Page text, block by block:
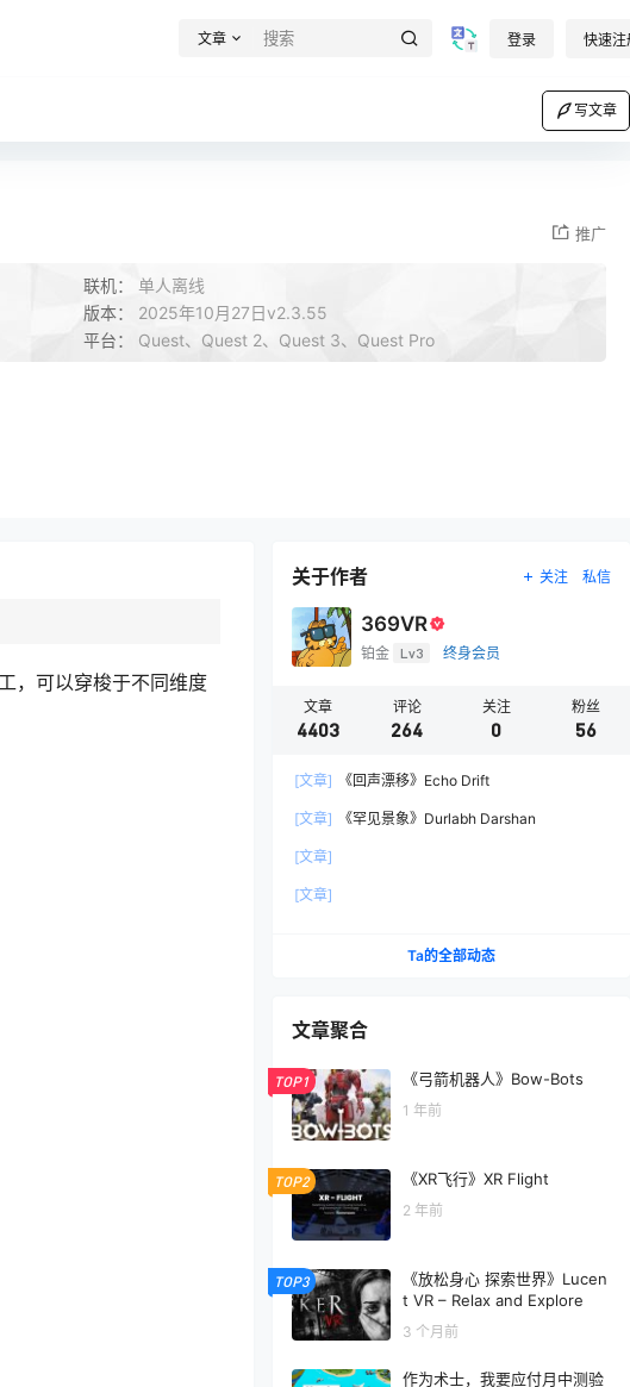
文章 登录 快速注
写文章
推广
联机： 单人离线
版本： 2025年10月27日v2.3.55
平台： Quest、Quest 2、Quest 3、Quest Pro
，可以穿梭于不同维度
关于作者 关注 私信
369VR
铂金 Lv3 终身会员
文章
4403
评论
264
关注
0
粉丝
56
[文章] 《回声漂移》Echo Drift
[文章] 《罕见景象》Durlabh Darshan
[文章]
[文章]
Ta的全部动态
文章聚合
TOP1 《弓箭机器人》Bow-Bots
1 年前
TOP2 《XR飞行》XR Flight
2 年前
TOP3
《放松身心 探索世界》Lucen
t VR – Relax and Explore
3 个月前
作为术士，我要应付月中测验